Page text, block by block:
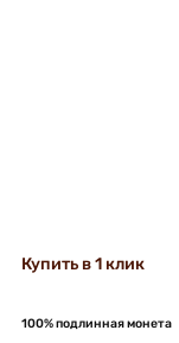
Купить в 1 клик
100% подлинная монета